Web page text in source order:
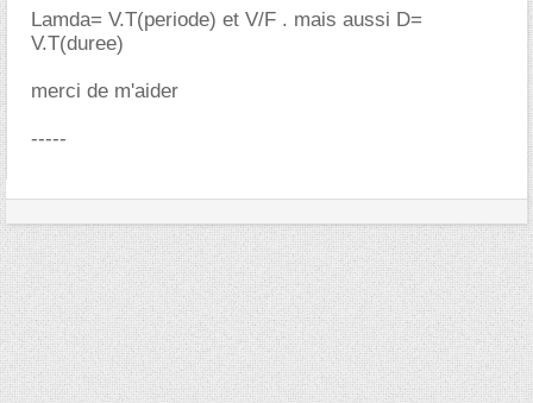
Lamda= V.T(periode) et V/F . mais aussi D=
V.T(duree)
merci de m'aider
-----